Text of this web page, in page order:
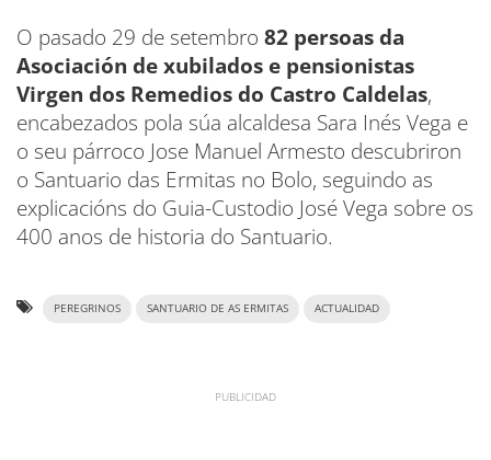
O pasado 29 de setembro 82 persoas da
Asociación de xubilados e pensionistas
Virgen dos Remedios do Castro Caldelas,
encabezados pola súa alcaldesa Sara Inés Vega e
o seu párroco Jose Manuel Armesto descubriron
o Santuario das Ermitas no Bolo, seguindo as
explicacións do Guia-Custodio José Vega sobre os
400 anos de historia do Santuario.
PEREGRINOS SANTUARIO DE AS ERMITAS ACTUALIDAD